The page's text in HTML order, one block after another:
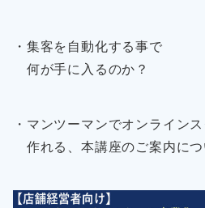
・集客を自動化する事で
何が手に入るのか？
・マンツーマンでオンライン
作れる、本講座のご案内につ